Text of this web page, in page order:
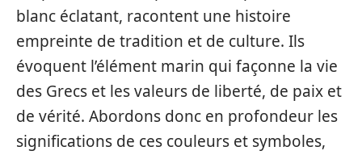
blanc éclatant, racontent une histoire
empreinte de tradition et de culture. Ils
évoquent l’élément marin qui façonne la vie
des Grecs et les valeurs de liberté, de paix et
de vérité. Abordons donc en profondeur les
significations de ces couleurs et symboles,